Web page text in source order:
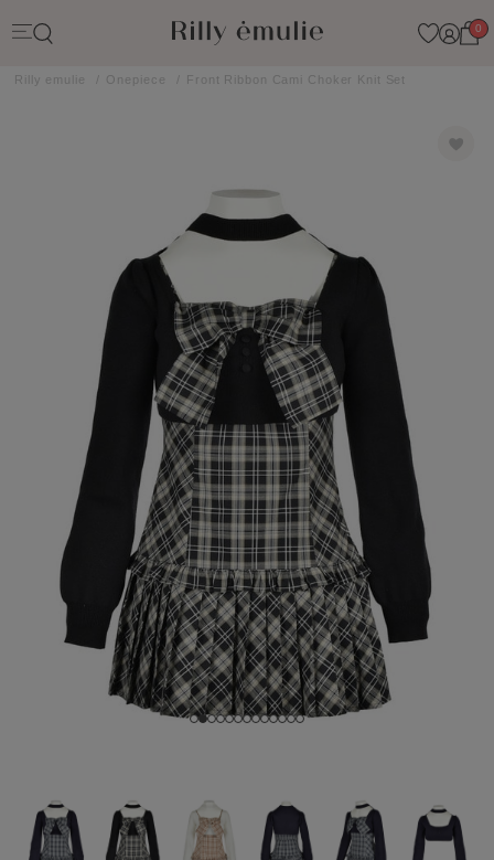
0
Rilly emulie Onepiece Front Ribbon Cami Choker Knit Set